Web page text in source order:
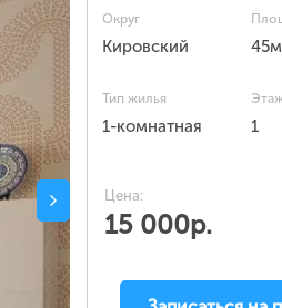
Округ
Кировский 45м
Тип жилья
1-комнатная 1
Цена:
15 000р.